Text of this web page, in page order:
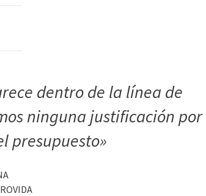
dentro de la línea de
ninguna justificación por
presupuesto»